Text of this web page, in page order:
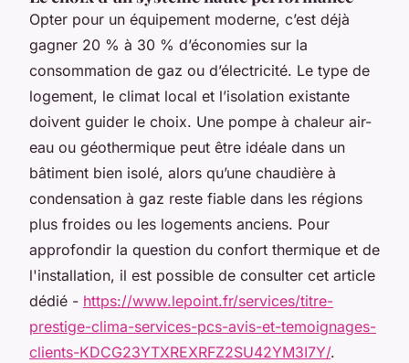
Opter pour un équipement moderne, c’est déjà
gagner 20 % à 30 % d’économies sur la
consommation de gaz ou d’électricité. Le type de
logement, le climat local et l’isolation existante
doivent guider le choix. Une pompe à chaleur air-
eau ou géothermique peut être idéale dans un
bâtiment bien isolé, alors qu’une chaudière à
condensation à gaz reste fiable dans les régions
plus froides ou les logements anciens. Pour
approfondir la question du confort thermique et de
l'installation, il est possible de consulter cet article
dédié - https://www.lepoint.fr/services/titre-
prestige-clima-services-pcs-avis-et-temoignages-
clients-KDCG23YTXREXRFZ2SU42YM3I7Y/.